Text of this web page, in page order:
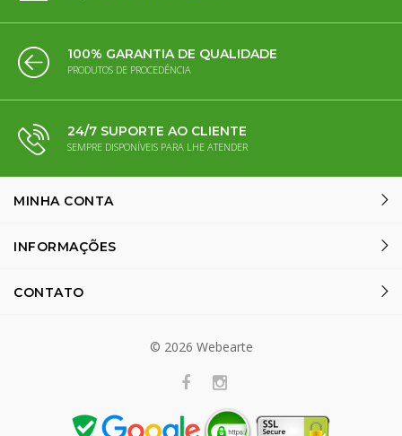
100% GARANTIA DE QUALIDADE
PRODUTOS DE PROCEDÊNCIA
24/7 SUPORTE AO CLIENTE
SEMPRE DISPONÍVEIS PARA LHE ATENDER
MINHA CONTA
INFORMAÇÕES
CONTATO
© 2026 Webearte